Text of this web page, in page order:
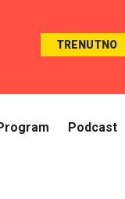
TRENUTNO
Podcast